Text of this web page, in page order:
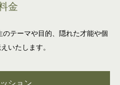
金
テーマや目的、隠れた才能や個
いたします。
ション